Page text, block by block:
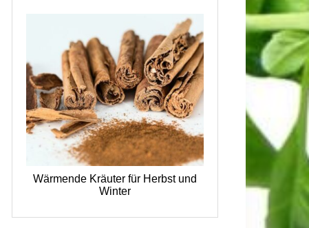
Wärmende Kräuter für Herbst und
Winter